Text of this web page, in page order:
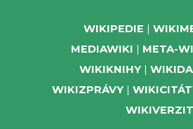
WIKIPEDIE
MEDIAWIKI
META-
WIKIKNIHY
WIKIZPRÁVY